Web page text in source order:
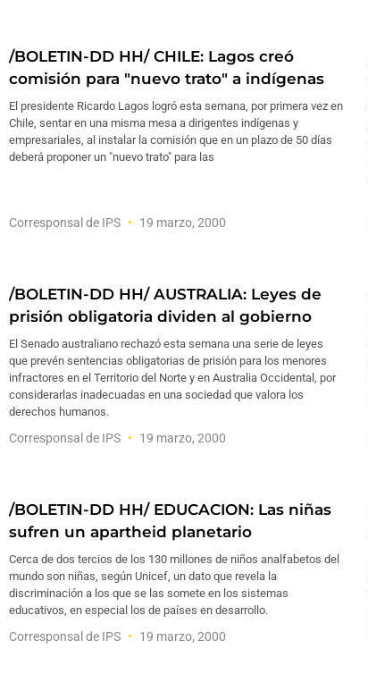
/BOLETIN-DD HH/ CHILE: Lagos creó
comisión para "nuevo trato" a indígenas
El presidente Ricardo Lagos logró esta semana, por primera vez en
Chile, sentar en una misma mesa a dirigentes indígenas y
empresariales, al instalar la comisión que en un plazo de 50 días
deberá proponer un "nuevo trato" para las
Corresponsal de IPS 19 marzo, 2000
/BOLETIN-DD HH/ AUSTRALIA: Leyes de
prisión obligatoria dividen al gobierno
El Senado australiano rechazó esta semana una serie de leyes
que prevén sentencias obligatorias de prisión para los menores
infractores en el Territorio del Norte y en Australia Occidental, por
considerarlas inadecuadas en una sociedad que valora los
derechos humanos.
Corresponsal de IPS 19 marzo, 2000
/BOLETIN-DD HH/ EDUCACION: Las niñas
sufren un apartheid planetario
Cerca de dos tercios de los 130 millones de niños analfabetos del
mundo son niñas, según Unicef, un dato que revela la
discriminación a los que se las somete en los sistemas
educativos, en especial los de países en desarrollo.
Corresponsal de IPS 19 marzo, 2000